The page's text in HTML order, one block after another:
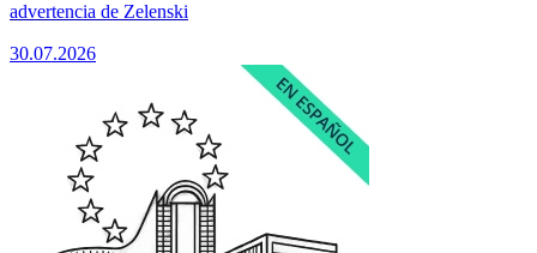
advertencia de Zelenski
30.07.2026